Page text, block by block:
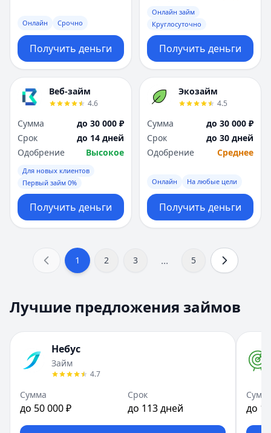
Онлайн Срочно
Получить деньги
Онлайн займ
Круглосуточно
Получить деньги
Веб-займ
4.6
Сумма
до 30 000 ₽
Срок
до 14 дней
Одобрение
Высокое
Для новых клиентов
Первый займ 0%
Получить деньги
Экозайм
4.5
Сумма
до 30 000 ₽
Срок
до 30 дней
Одобрение
Среднее
Онлайн На любые цели
Получить деньги
1 2 3 ... 5
Лучшие предложения займов
Небус
Займ
4.7
Сумма
до 50 000 ₽
Срок
до 113 дней до